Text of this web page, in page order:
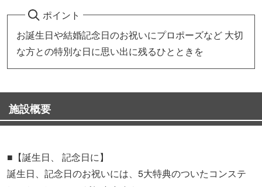
ポイント
お誕生日や結婚記念日のお祝いにプロポーズなど 大切
な方との特別な日に思い出に残るひとときを
施設概要
■【誕生日、 記念日に】
誕生日、記念日のお祝いには、5大特典のついたコンステ